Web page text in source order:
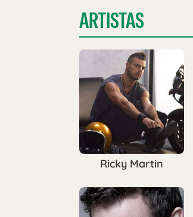
ARTISTAS
Ricky Martin